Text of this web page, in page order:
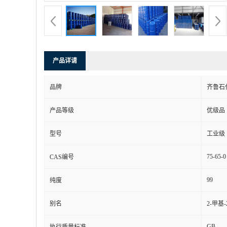
产品详请
品牌 齐鲁石
产品等级 优级品
型号 工业级
CAS编号 75-65-0
纯度 99
别名 2-甲基